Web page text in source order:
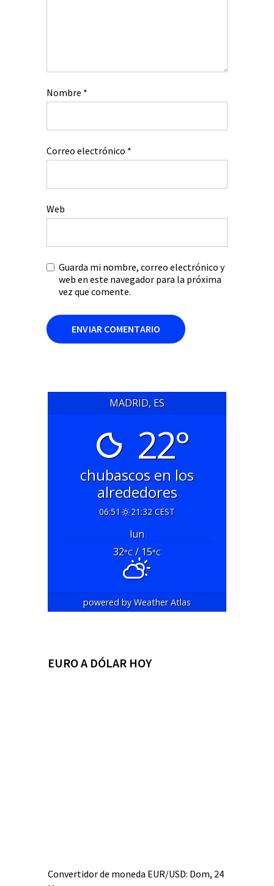
Nombre *
Correo electrónico *
Web
Guarda mi nombre, correo electrónico y
web en este navegador para la próxima
vez que comente.
MADRID, ES
22°
chubascos en los
alrededores
06:51 21:32 CEST
lun
32°C/ 15°C
powered byWeather Atlas
EURO A DÓLAR HOY
Convertidor de moneda EUR/USD: Dom, 24